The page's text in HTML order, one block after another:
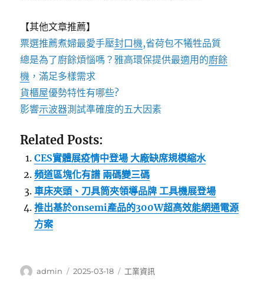
【其他文章推薦】
票選推薦煮婦最愛手壓封口機,省荷包不犧牲品質
總是為了廚餘煩惱嗎？雅高環保提供最適用的廚餘
機 ，滿足多樣需求
貨櫃屋優勢特性有哪些?
影響示波器測試準確度的五大因素
Related Posts:
CES實體展疫情中登場 大廠缺席規模縮水
頻道區塊化有譜 兩碼變三碼
車床夾頭、刀具筒夾領導品牌 工具機展登場
推出基於onsemi產品的300W超高效能網通電源
方案
作
admin
發
2025-03-18
分
工業資訊